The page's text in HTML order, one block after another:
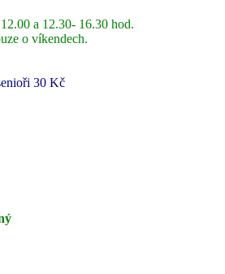
a 12.30- 16.30 hod.
o víkendech.
30 Kč